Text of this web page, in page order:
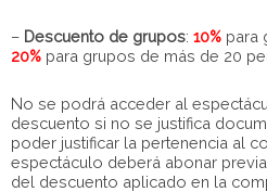
– Descuento de grupos: 10% para
20% para grupos de más de 20
No se podrá acceder al
descuento si no se justifica
poder justificar la pertenencia al
espectáculo deberá abonar
del descuento aplicado en la